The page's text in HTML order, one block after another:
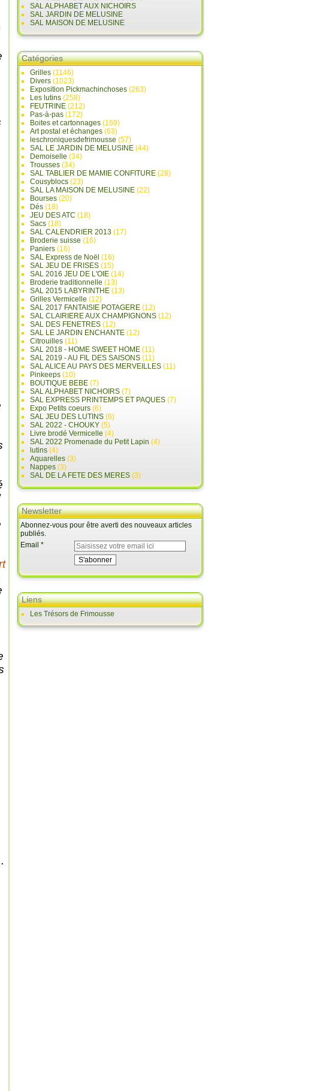
SAL ALPHABET AUX NICHOIRS
SAL JARDIN DE MELUSINE
SAL MAISON DE MELUSINE
Catégories
Grilles (1146)
Divers (1023)
Exposition Pickmachinchoses (263)
Les lutins (258)
FEUTRINE (212)
Pas-à-pas (172)
Boites et cartonnages (169)
Art postal et échanges (63)
leschroniquesdefrimousse (57)
SAL LE JARDIN DE MELUSINE (44)
Demoiselle (34)
Trousses (34)
SAL TABLIER DE MAMIE CONFITURE (28)
Cousyblocs (23)
SAL LA MAISON DE MELUSINE (22)
Bourses (20)
Dés (18)
JEU DES ATC (18)
Sacs (18)
SAL CALENDRIER 2013 (17)
Broderie suisse (16)
Paniers (16)
SAL Express de Noël (16)
SAL JEU DE FRISES (15)
SAL 2016 JEU DE L'OIE (14)
Broderie traditionnelle (13)
SAL 2015 LABYRINTHE (13)
Grilles Vermicelle (12)
SAL 2017 FANTAISIE POTAGERE (12)
SAL CLAIRIERE AUX CHAMPIGNONS (12)
SAL DES FENETRES (12)
SAL LE JARDIN ENCHANTE (12)
Citrouilles (11)
SAL 2018 - HOME SWEET HOME (11)
SAL 2019 - AU FIL DES SAISONS (11)
SAL ALICE AU PAYS DES MERVEILLES (11)
Pinkeeps (10)
BOUTIQUE BEBE (7)
SAL ALPHABET NICHOIRS (7)
SAL EXPRESS PRINTEMPS ET PAQUES (7)
Expo Petits coeurs (6)
SAL JEU DES LUTINS (6)
SAL 2022 - CHOUKY (5)
Livre brodé Vermicelle (4)
SAL 2022 Promenade du Petit Lapin (4)
lutins (4)
Aquarelles (3)
Nappes (3)
SAL DE LA FETE DES MERES (3)
Newsletter
Abonnez-vous pour être averti des nouveaux articles
publiés.
Email
Liens
Les Trésors de Frimousse